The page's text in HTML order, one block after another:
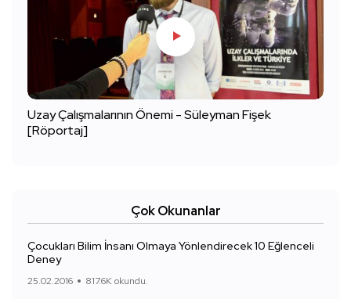
Uzay Çalışmalarının Önemi - Süleyman Fişek
[Röportaj]
Çok Okunanlar
Çocukları Bilim İnsanı Olmaya Yönlendirecek 10 Eğlenceli
Deney
25.02.2016 817.6K okundu.